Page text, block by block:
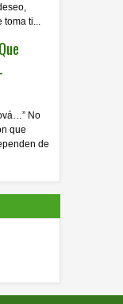
ti...
No
que
de